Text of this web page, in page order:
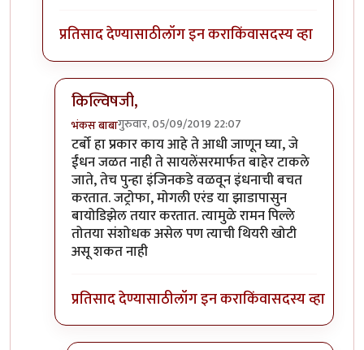
प्रतिसाद देण्यासाठीलॉग इन कराकिंवासदस्य व्हा
किल्विषजी,
भंकस बाबागुरुवार, 05/09/2019 22:07
In reply toमला तरी ही रमर पिल्ले टाइपbyतमराज
टर्बो हा प्रकार काय आहे ते आधी जाणून घ्या, जे
ईंधन जळत नाही ते सायलेंसरमार्फत बाहेर टाकले
जाते, तेच पुन्हा इंजिनकडे वळवून इंधनाची बचत
करतात. जट्रोफा, मोगली एरंड या झाडापासुन
बायोडिझेल तयार करतात. त्यामुळे रामन पिल्ले
तोतया संशोधक असेल पण त्याची थियरी खोटी
असू शकत नाही
प्रतिसाद देण्यासाठीलॉग इन कराकिंवासदस्य व्हा